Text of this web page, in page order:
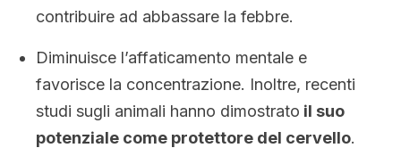
contribuire ad abbassare la febbre.
Diminuisce l’affaticamento mentale e
favorisce la concentrazione. Inoltre, recenti
studi sugli animali hanno dimostrato il suo
potenziale come protettore del cervello.